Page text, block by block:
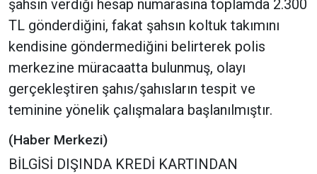
şahsın verdiği hesap numarasına toplamda 2.300
TL gönderdiğini, fakat şahsın koltuk takımını
kendisine göndermediğini belirterek polis
merkezine müracaatta bulunmuş, olayı
gerçekleştiren şahıs/şahısların tespit ve
teminine yönelik çalışmalara başlanılmıştır.
(Haber Merkezi)
BİLGİSİ DIŞINDA KREDİ KARTINDAN